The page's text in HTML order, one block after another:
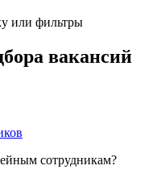
или фильтры
вакансий
сотрудникам?